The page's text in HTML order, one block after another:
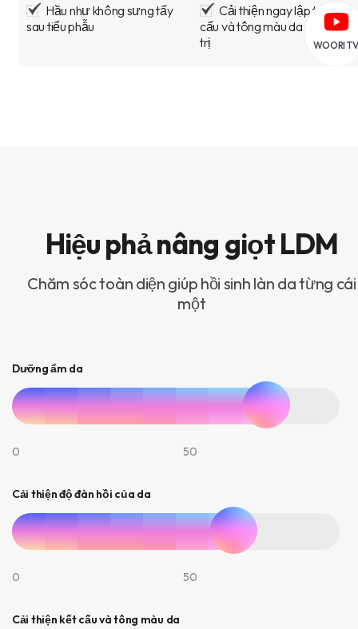
Hầu như không sưng tấy
sau tiểu phẫu
Cải thiện ngay lập tức kết
cấu và tông màu da sau khi
trị
Hiệu phả nâng giọt LDM
Chăm sóc toàn diện giúp hồi sinh làn da từng cái
một
Dưỡng ẩm da
0 50
Cải thiện độ đàn hồi của da
0 50
Cải thiện kết cấu và tông màu da
WOORI TV